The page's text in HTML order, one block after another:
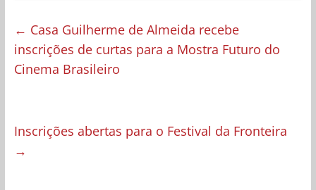
← Casa Guilherme de Almeida recebe
inscrições de curtas para a Mostra Futuro do
Cinema Brasileiro
Inscrições abertas para o Festival da Fronteira
→